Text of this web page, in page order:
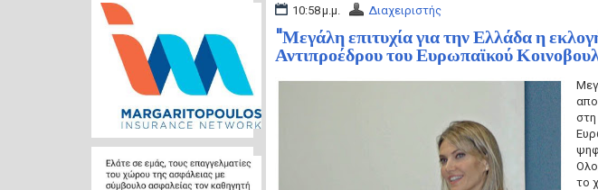
10:58 μ.μ. Διαχειριστής
"Μεγάλη επιτυχία για την Ελλάδα η
Αντιπροέδρου του Ευρωπαϊκού
το